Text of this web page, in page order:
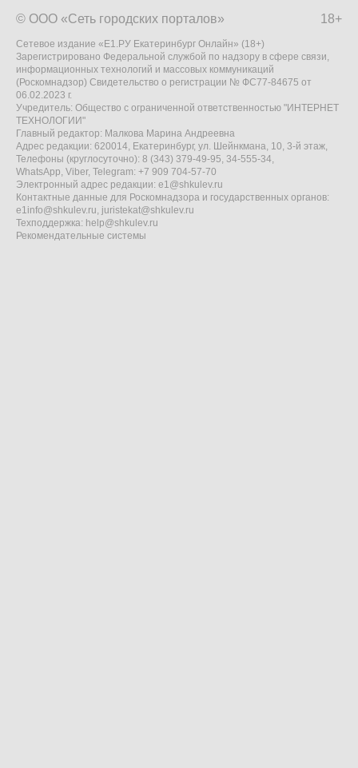
18+
© ООО «Сеть городских порталов»
Сетевое издание «Е1.РУ Екатеринбург Онлайн» (18+)
Зарегистрировано Федеральной службой по надзору в сфере связи,
информационных технологий и массовых коммуникаций
(Роскомнадзор) Свидетельство о регистрации № ФС77-84675 от
06.02.2023 г.
Учредитель: Общество с ограниченной ответственностью "ИНТЕРНЕТ
ТЕХНОЛОГИИ"
Главный редактор: Малкова Марина Андреевна
Адрес редакции: 620014, Екатеринбург, ул. Шейнкмана, 10, 3-й этаж,
Телефоны (круглосуточно): 8 (343) 379-49-95, 34-555-34,
WhatsApp, Viber, Telegram: +7 909 704-57-70
Электронный адрес редакции: e1@shkulev.ru
Контактные данные для Роскомнадзора и государственных органов:
e1info@shkulev.ru, juristekat@shkulev.ru
Техподдержка: help@shkulev.ru
Рекомендательные системы